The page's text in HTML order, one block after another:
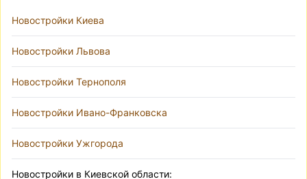
Новостройки Киева
Новостройки Львова
Новостройки Тернополя
Новостройки Ивано-Франковска
Новостройки Ужгорода
Новостройки в Киевской области: